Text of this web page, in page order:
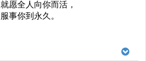
就愿全人向你而活，
服事你到永久。